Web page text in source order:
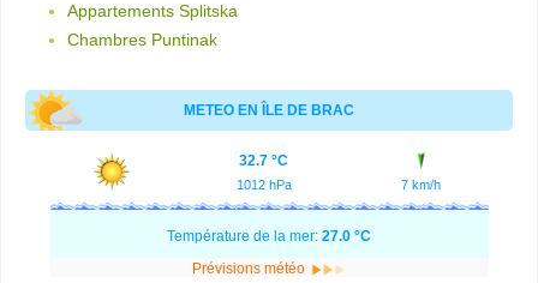
Appartements Splitska
Chambres Puntinak
METEO EN ÎLE DE BRAC
32.7 °C
1012 hPa 7 km/h
Température de la mer: 27.0 °C
Prévisions météo